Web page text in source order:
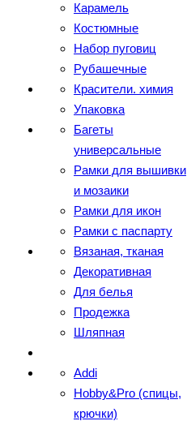
Карамель
Костюмные
Набор пуговиц
Рубашечные
Красители. химия
Упаковка
Багеты
универсальные
Рамки для вышивки
и мозаики
Рамки для икон
Рамки с паспарту
Вязаная, тканая
Декоративная
Для белья
Продежка
Шляпная
Addi
Hobby&Pro (спицы,
крючки)